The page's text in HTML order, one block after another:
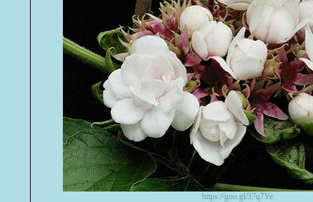
https://goo.gl/37q7Ye